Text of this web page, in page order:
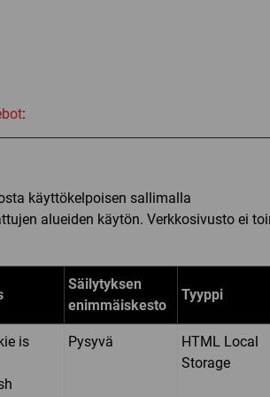
:
käyttökelpoisen sallimalla
alueiden käytön. Verkkosivusto ei
Säilytyksen
enimmäiskesto
Tyyppi
is
Pysyvä
HTML Local
Storage